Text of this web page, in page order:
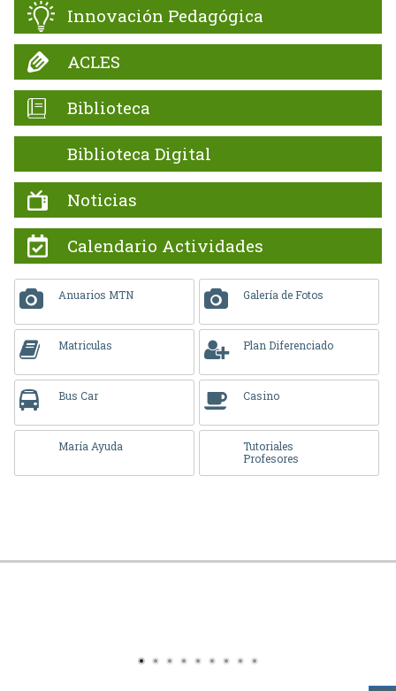
Innovación Pedagógica
ACLES
Biblioteca
Biblioteca Digital
Noticias
Calendario Actividades
Anuarios MTN Galería de Fotos
Matriculas Plan Diferenciado
Bus Car Casino
María Ayuda
Tutoriales
Profesores